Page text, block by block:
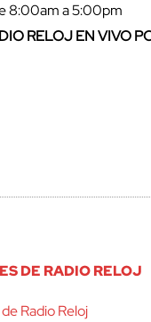
8:00am a 5:00pm
RELOJ EN VIVO
DE RADIO RELOJ
Radio Reloj